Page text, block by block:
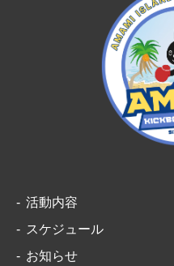
活動内容
スケジュール
お知らせ